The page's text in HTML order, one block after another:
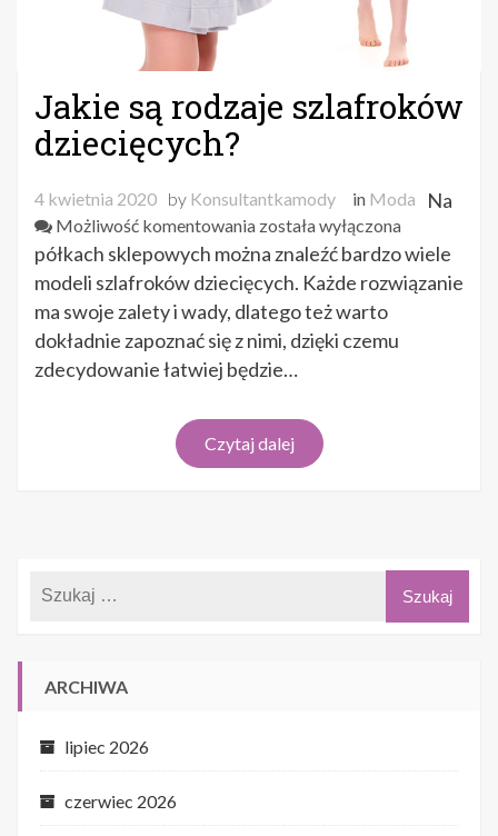
Jakie są rodzaje szlafroków
dziecięcych?
4 kwietnia 2020 by Konsultantkamody in Moda
Możliwość komentowania Jakie
są
rodzaje
szlafroków
dziecięcych?
została wyłączona
Na
półkach sklepowych można znaleźć bardzo wiele
modeli szlafroków dziecięcych. Każde rozwiązanie
ma swoje zalety i wady, dlatego też warto
dokładnie zapoznać się z nimi, dzięki czemu
zdecydowanie łatwiej będzie…
Czytaj dalej
ARCHIWA
lipiec 2026
czerwiec 2026